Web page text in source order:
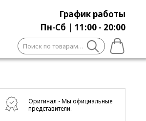
График работы
Пн-Сб | 11:00 - 20:00
Искать:
Оригинал - Мы официальные
представители.